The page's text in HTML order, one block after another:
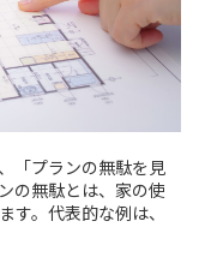
「プランの無駄を見
の無駄とは、家の使
。代表的な例は、